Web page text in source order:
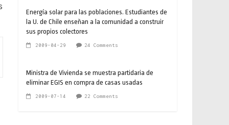
Energía solar para las poblaciones. Estudiantes de
la U. de Chile enseñan a la comunidad a construir
sus propios colectores
2009-04-29 24 Comments
Ministra de Vivienda se muestra partidaria de
eliminar EGIS en compra de casas usadas
2009-07-14 22 Comments